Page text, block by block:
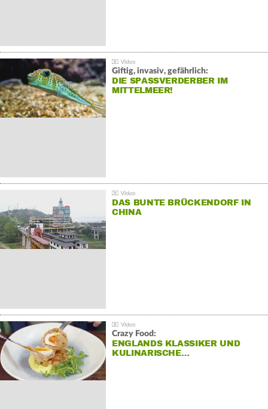
Giftig, invasiv, gefährlich:
DIE SPASSVERDERBER IM M
ITTELMEER!
DAS BUNTE BRÜCKENDORF IN
CHINA
Crazy Food:
ENGLANDS KLASSIKER UND
KULINARISCHE…